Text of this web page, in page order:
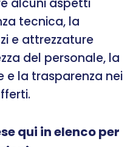
tecnica, la
e attrezzature
del personale, la
e la trasparenza nei
qui in elenco per